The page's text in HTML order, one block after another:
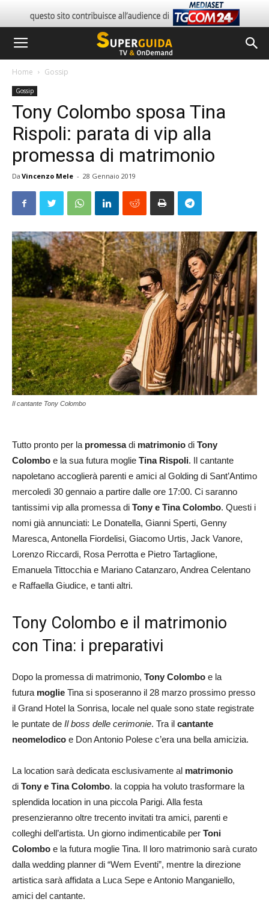
Home Gossip
Gossip
Tony Colombo sposa Tina
Rispoli: parata di vip alla
promessa di matrimonio
Da Vincenzo Mele - 28 Gennaio 2019
Il cantante Tony Colombo
Tutto pronto per la promessadi matrimonio di Tony
Colombo e la sua futura moglie Tina Rispoli. Il cantante
napoletano accoglierà parenti e amici al Golding di Sant’Antimo
mercoledì 30 gennaio a partire dalle ore 17:00. Ci saranno
tantissimi vip alla promessa di Tony e Tina Colombo. Questi i
nomi già annunciati: Le Donatella, Gianni Sperti, Genny
Maresca, Antonella Fiordelisi, Giacomo Urtis, Jack Vanore,
Lorenzo Riccardi, Rosa Perrotta e Pietro Tartaglione,
Emanuela Tittocchia e Mariano Catanzaro, Andrea Celentano
e Raffaella Giudice, e tanti altri.
Tony Colombo e il matrimonio
con Tina: i preparativi
Dopo la promessa di matrimonio, Tony Colombo e la
futura moglie Tina si sposeranno il 28 marzo prossimo presso
il Grand Hotel la Sonrisa, locale nel quale sono state registrate
le puntate de Il boss delle cerimonie. Tra il cantante
neomelodico e Don Antonio Polese c’era una bella amicizia.
La location sarà dedicata esclusivamente al matrimonio
di Tony e Tina Colombo. la coppia ha voluto trasformare la
splendida location in una piccola Parigi. Alla festa
presenzieranno oltre trecento invitati tra amici, parenti e
colleghi dell’artista. Un giorno indimenticabile per Toni
Colombo e la futura moglie Tina. Il loro matrimonio sarà curato
dalla wedding planner di “Wem Eventi”, mentre la direzione
artistica sarà affidata a Luca Sepe e Antonio Manganiello,
amici del cantante.